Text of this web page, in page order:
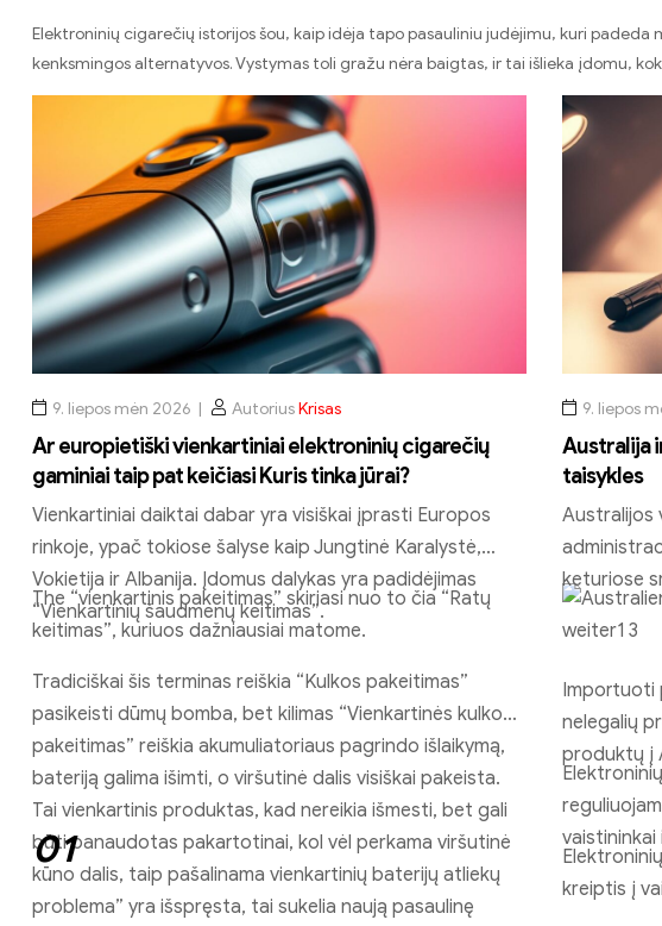
Elektroninių cigarečių istorijos šou, kaip idėja tapo pasauliniu judėjimu, kuri padeda
kenksmingos alternatyvos. Vystymas toli gražu nėra baigtas, ir tai išlieka įdomu,
9. liepos mėn 2026 AutoriusKrisas
Ar europietiški vienkartiniai elektroninių cigarečių
gaminiai taip pat keičiasi Kuris tinka jūrai?
Vienkartiniai daiktai dabar yra visiškai įprasti Europos
rinkoje, ypač tokiose šalyse kaip Jungtinė Karalystė,
Vokietija ir Albanija. Įdomus dalykas yra padidėjimas
“Vienkartinių šaudmenų keitimas”.
The “vienkartinis pakeitimas” skiriasi nuo to čia “Ratų
keitimas”, kuriuos dažniausiai matome.
Tradiciškai šis terminas reiškia “Kulkos pakeitimas”
pasikeisti dūmų bomba, bet kilimas “Vienkartinės kulkos
pakeitimas” reiškia akumuliatoriaus pagrindo išlaikymą,
bateriją galima išimti, o viršutinė dalis visiškai pakeista.
Tai vienkartinis produktas, kad nereikia išmesti, bet gali
būti panaudotas pakartotinai, kol vėl perkama viršutinė
kūno dalis, taip pašalinama vienkartinių baterijų atliekų
problema” yra išspręsta, tai sukelia naują pasaulinę
01
9. liepos
Australija
taisykles
Australijos
keturiose
Importuoti
nelegalių
produktų į
kreiptis į